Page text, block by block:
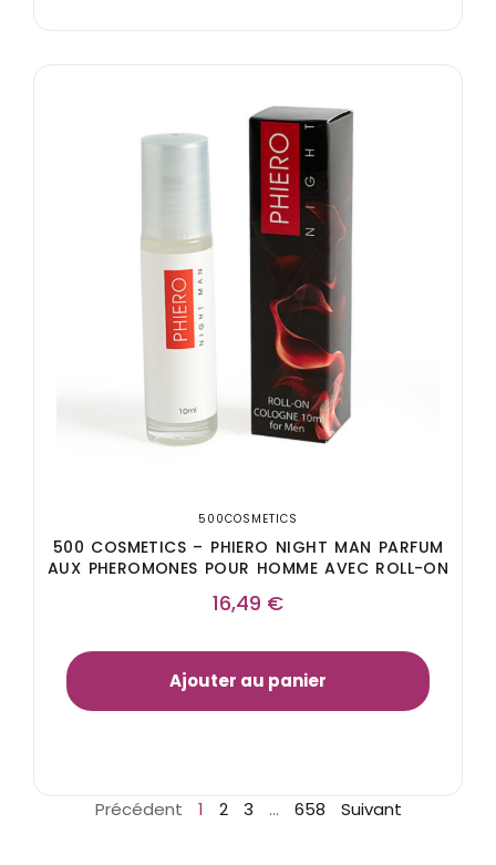
500COSMETICS
500 COSMETICS – PHIERO NIGHT MAN PARFUM
AUX PHEROMONES POUR HOMME AVEC ROLL-ON
16,49 €
Ajouter au panier
Précédent 1 2 3 … 658 Suivant